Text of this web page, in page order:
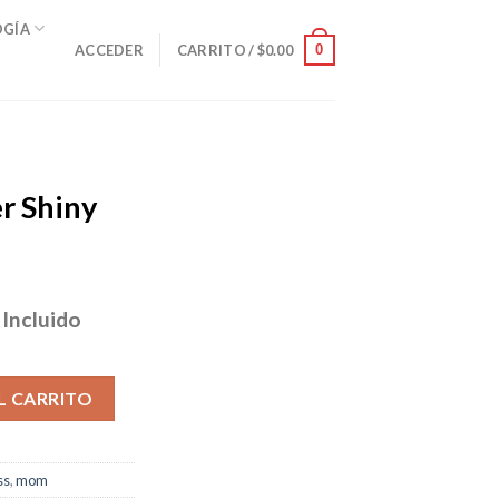
ACCEDER
CARRITO /$0.00 0
Shiny
CARRITO
,mom